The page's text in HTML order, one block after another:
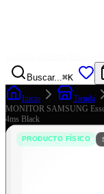
Buscar...⌘K
Inicio Tienda
MONITOR SAMSUNG
4ms Black
PRODUCTO FÍSICO